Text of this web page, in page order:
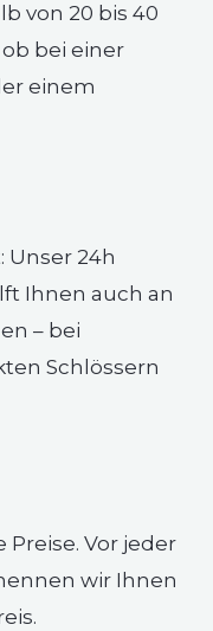
von 20 bis 40
bei einer
einem
Unser 24h
Ihnen auch an
– bei
Schlössern
Vor jeder
wir Ihnen